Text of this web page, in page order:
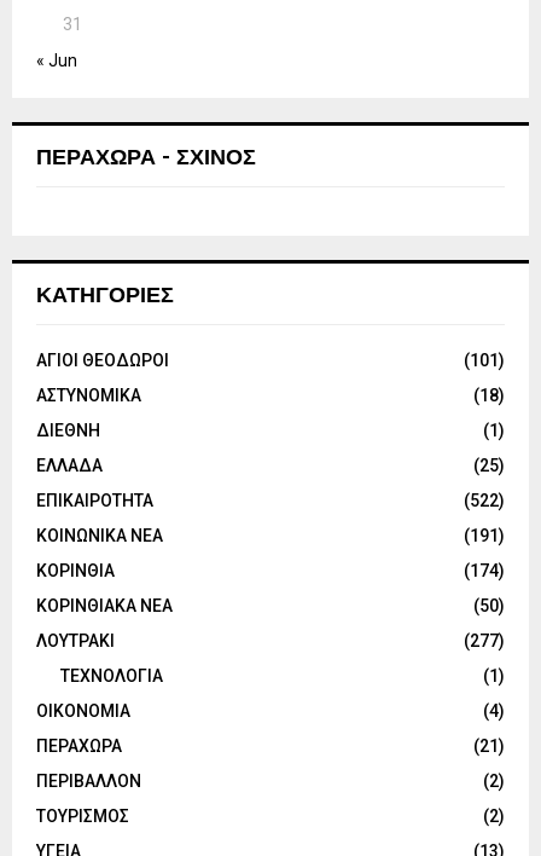
31
« Jun
ΠΕΡΑΧΩΡΑ - ΣΧΙΝΟΣ
ΚΑΤΗΓΟΡΙΕΣ
ΑΓΙΟΙ ΘΕΟΔΩΡΟΙ
(101)
ΑΣΤΥΝΟΜΙΚΑ
(18)
ΔΙΕΘΝΗ
(1)
ΕΛΛΑΔΑ
(25)
ΕΠΙΚΑΙΡΟΤΗΤΑ
(522)
ΚΟΙΝΩΝΙΚΑ ΝΕΑ
(191)
ΚΟΡΙΝΘΙΑ
(174)
ΚΟΡΙΝΘΙΑΚΑ ΝΕΑ
(50)
ΛΟΥΤΡΑΚΙ
(277)
ΤΕΧΝΟΛΟΓΙΑ
(1)
ΟΙΚΟΝΟΜΙΑ
(4)
ΠΕΡΑΧΩΡΑ
(21)
ΠΕΡΙΒΑΛΛΟΝ
(2)
ΤΟΥΡΙΣΜΟΣ
(2)
ΥΓΕΙΑ
(13)